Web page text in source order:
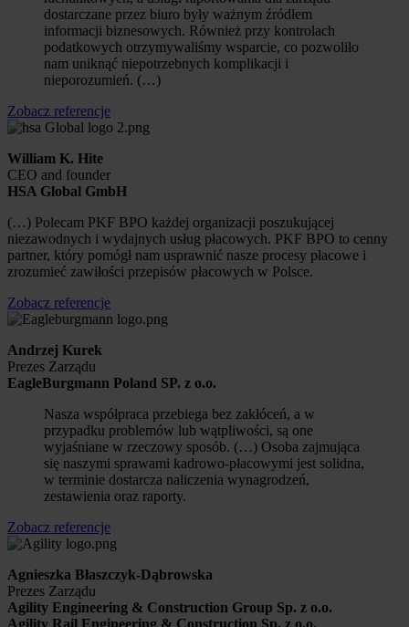
dostarczane przez biuro były ważnym źródłem
informacji biznesowych. Również przy kontrolach
podatkowych otrzymywaliśmy wsparcie, co pozwoliło
nam uniknąć niepotrzebnych komplikacji i
nieporozumień. (…)
Zobacz referencje
William K. Hite
CEO and founder
HSA Global GmbH
(…) Polecam PKF BPO każdej organizacji poszukującej
niezawodnych i wydajnych usług płacowych. PKF BPO to cenny
partner, który pomógł nam usprawnić nasze procesy płacowe i
zrozumieć zawiłości przepisów płacowych w Polsce.
Zobacz referencje
Andrzej Kurek
Prezes Zarządu
EagleBurgmann Poland SP. z o.o.
Nasza współpraca przebiega bez zakłóceń, a w
przypadku problemów lub wątpliwości, są one
wyjaśniane w rzeczowy sposób. (…) Osoba zajmująca
się naszymi sprawami kadrowo-płacowymi jest solidna,
w terminie dostarcza naliczenia wynagrodzeń,
zestawienia oraz raporty.
Zobacz referencje
Agnieszka Błaszczyk-Dąbrowska
Prezes Zarządu
Agility Engineering & Construction Group Sp. z o.o.
Agility Rail Engineering & Construction Sp. z o.o.